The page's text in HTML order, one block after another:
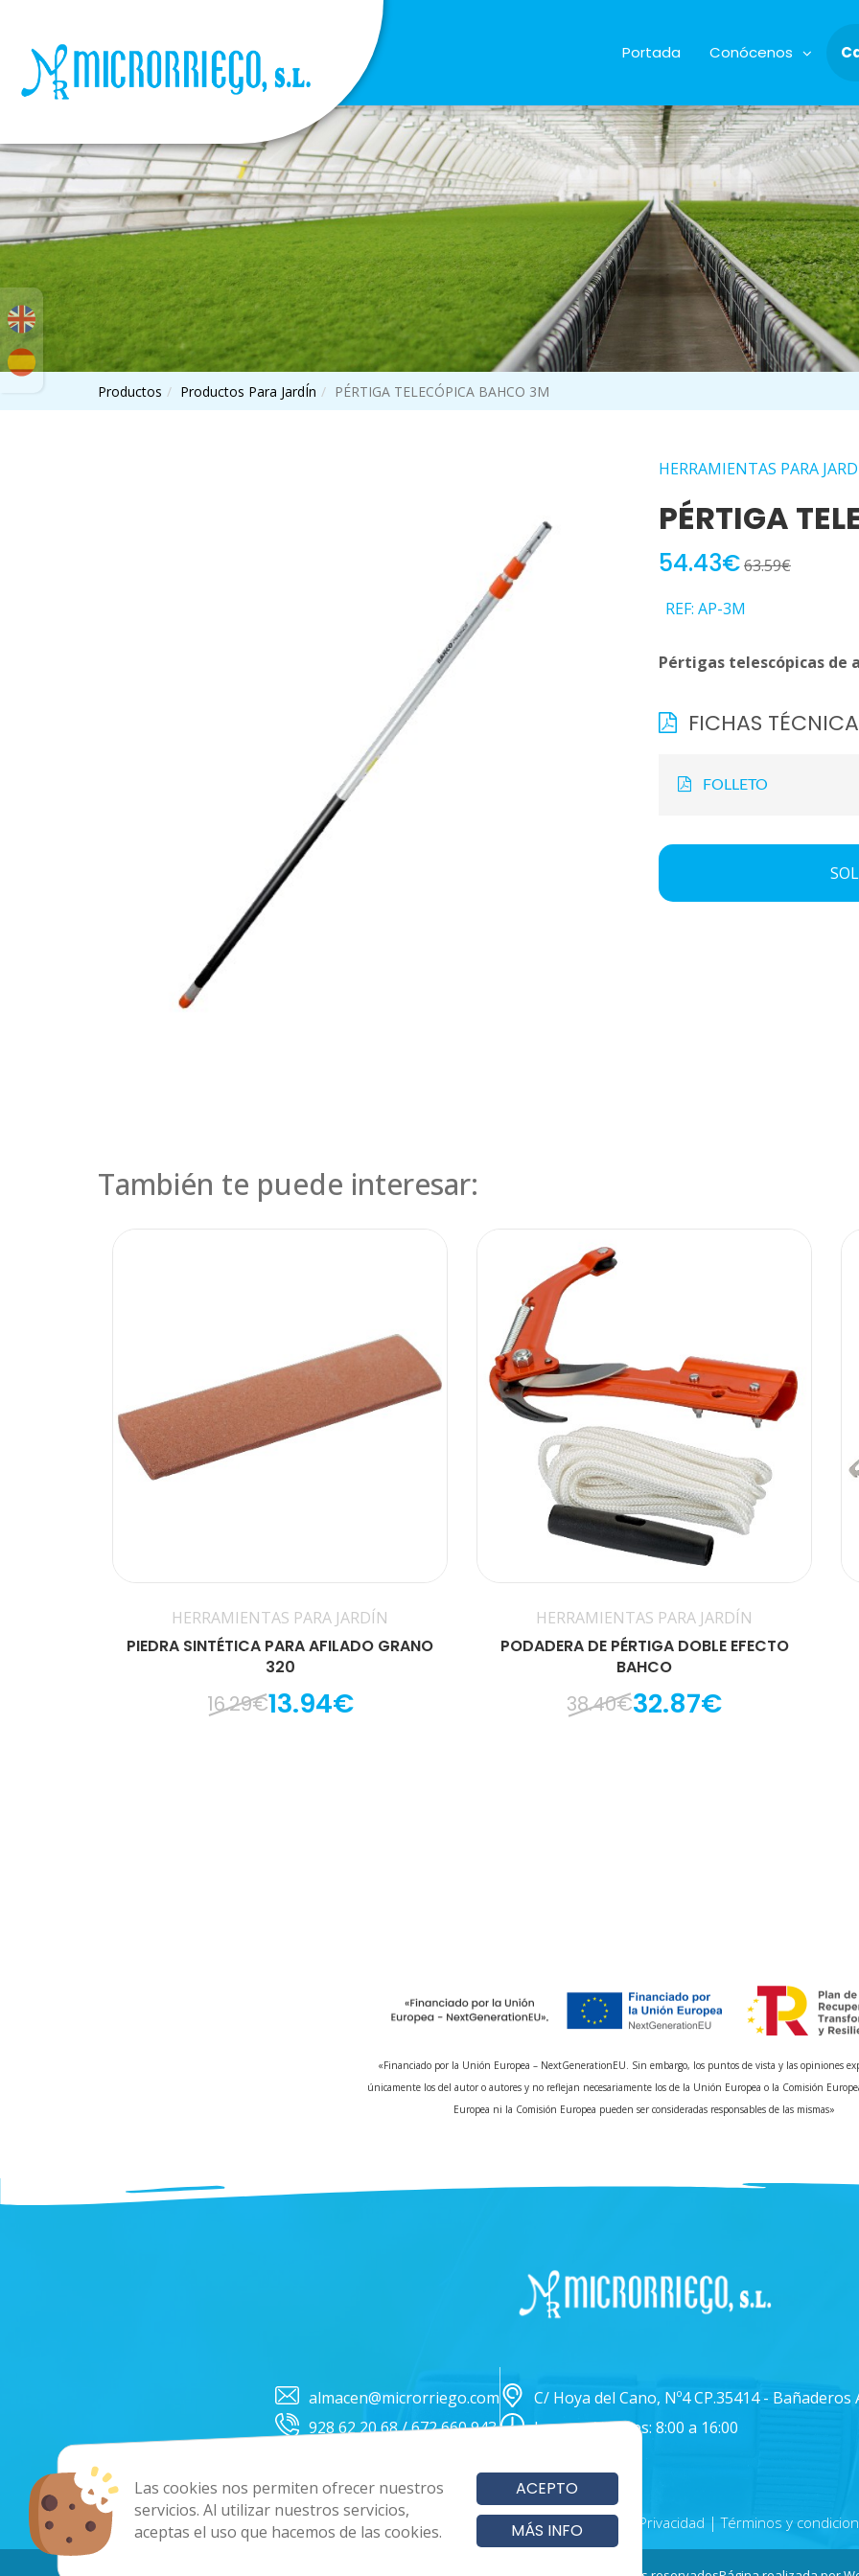
Las cookies nos permiten ofrecer nuestros
servicios. Al utilizar nuestros servicios,
aceptas el uso que hacemos de las cookies.
ACEPTO
MÁS INFO
Portada Conócenos
Productos Productos Para JardÍn PÉRTIGA TELECÓPICA BAHCO 3M
HERRAMIENTAS PARA
PÉRTIGA
54.43€63.59€
REF: AP-3M
Pértigas telescópicas de
FICHAS
FOLLETO
También te puede interesar:
HERRAMIENTAS PARA JARDÍN
PIEDRA SINTÉTICA PARA AFILADO GRANO
320
16.29€13.94€
HERRAMIENTAS PARA JARDÍN
PODADERA DE PÉRTIGA DOBLE EFECTO
BAHCO
38.40€32.87€
«Financiado por la Unión Europea – NextGenerationEU. Sin embargo, los puntos de vista y las opiniones
únicamente los del autor o autores y no reflejan necesariamente los de la Unión Europea o la Comisión
Europea ni la Comisión Europea pueden ser consideradas responsables de las mismas»
almacen@microrriego.com
928 62 20 68 / 672 660 943
C/ Hoya del Cano, Nº4 CP.35414 - Bañaderos
Lunes a Viernes: 8:00 a 16:00
Cookies | Aviso Legal|Política de Privacidad |Términos y